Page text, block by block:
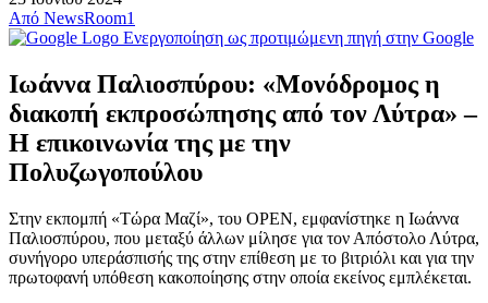
Από NewsRoom1
Ενεργοποίηση ως προτιμώμενη πηγή στην Google
Ιωάννα Παλιοσπύρου: «Μονόδρομος η
διακοπή εκπροσώπησης από τον Λύτρα» –
Η επικοινωνία της με την
Πολυζωγοπούλου
Στην εκπομπή «Τώρα Μαζί», του OPEN, εμφανίστηκε η Ιωάννα
Παλιοσπύρου, που μεταξύ άλλων μίλησε για τον Απόστολο Λύτρα,
συνήγορο υπεράσπισής της στην επίθεση με το βιτριόλι και για την
πρωτοφανή υπόθεση κακοποίησης στην οποία εκείνος εμπλέκεται.